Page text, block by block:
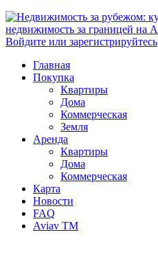
Войдите или зарегистрируйтесь
Главная
Покупка
Квартиры
Дома
Коммерческая
Земля
Аренда
Квартиры
Дома
Коммерческая
Карта
Новости
FAQ
Aviav TM